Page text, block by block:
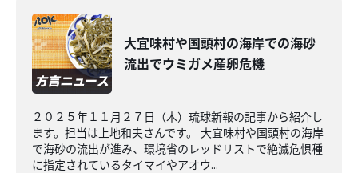
大宜味村や国頭村の海岸での海砂
流出でウミガメ産卵危機
２０２５年１１月２７日（木）琉球新報の記事から紹介し
ます。担当は上地和夫さんです。 大宜味村や国頭村の海岸
で海砂の流出が進み、環境省のレッドリストで絶滅危惧種
に指定されているタイマイやアオウ...